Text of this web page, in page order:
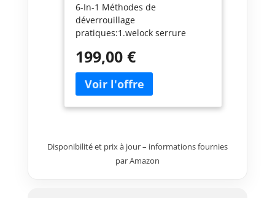
Empreinte Digitale
6-In-1 Méthodes de
déverrouillage
pratiques:1.welock serrure
Digitale;2.Mot de Passe,3.Carte
RFID;serrure empreinte digitale
ont 10 administrateurs.serrure
connectee porte entree ont 190
utilisateurs généraux pour
iOS et Android
disponibles:welock;5.Serrure
199,00 €
Disponibilité et prix à jour – informations fournies
par Amazon